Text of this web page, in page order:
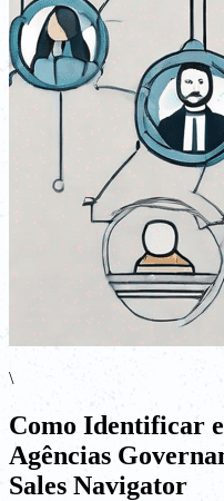
\
Como Identificar
Agências
Sales Navigator